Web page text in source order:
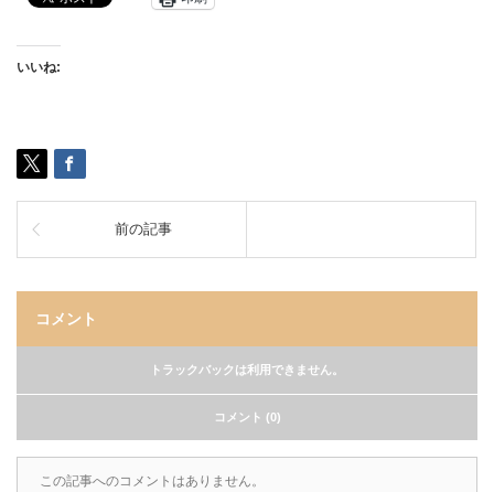
いいね:
前の記事
コメント
トラックバックは利用できません。
コメント (0)
この記事へのコメントはありません。